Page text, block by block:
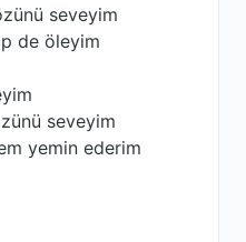
seveyim
de öleyim
seveyim
yemin ederim